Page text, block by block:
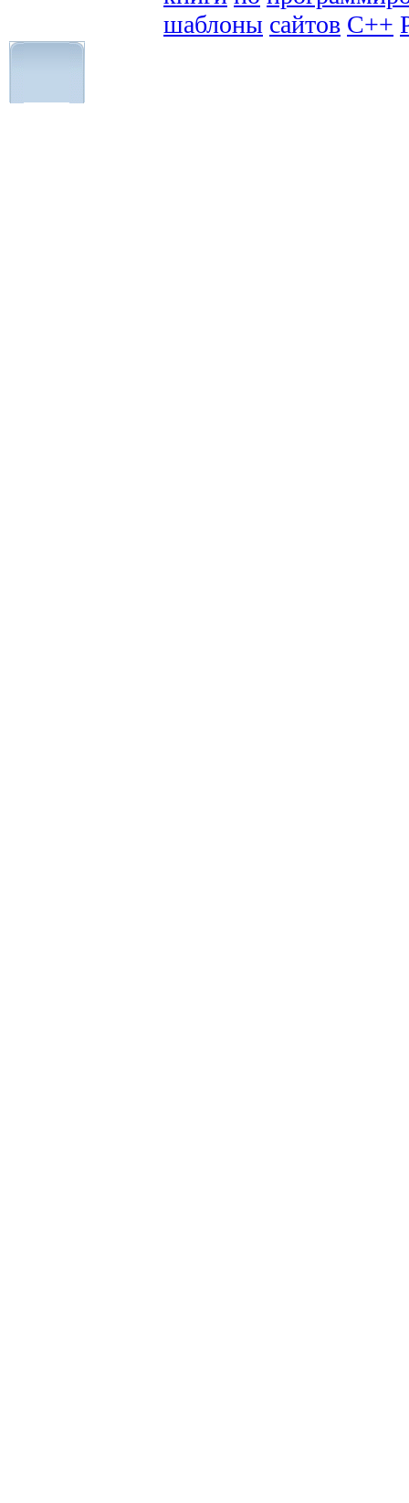
шаблоны сайтов C++